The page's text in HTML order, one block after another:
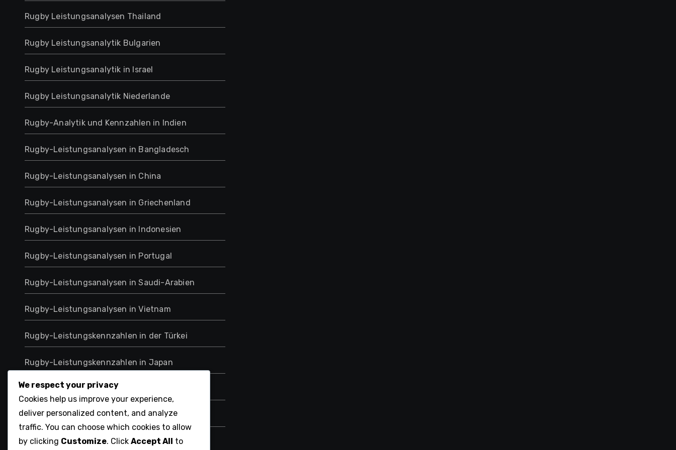
Rugby Leistungsanalysen Thailand
Rugby Leistungsanalytik Bulgarien
Rugby Leistungsanalytik in Israel
Rugby Leistungsanalytik Niederlande
Rugby-Analytik und Kennzahlen in Indien
Rugby-Leistungsanalysen in Bangladesch
Rugby-Leistungsanalysen in China
Rugby-Leistungsanalysen in Griechenland
Rugby-Leistungsanalysen in Indonesien
Rugby-Leistungsanalysen in Portugal
Rugby-Leistungsanalysen in Saudi-Arabien
Rugby-Leistungsanalysen in Vietnam
Rugby-Leistungskennzahlen in der Türkei
Rugby-Leistungskennzahlen in Japan
Tschechische Rugby-Leistungsanalytik
Ukrainische Rugby-Leistungsanalysen
Ungarische Rugby-Leistungsanalysen
We respect your privacy
Cookies help us improve your experience,
deliver personalized content, and analyze
traffic. You can choose which cookies to allow
by clicking Customize. Click Accept All to